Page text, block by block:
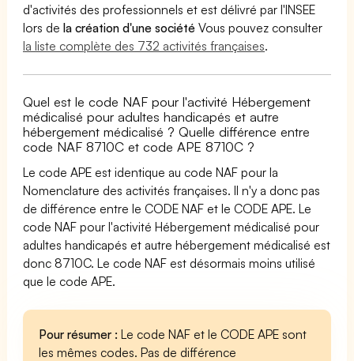
d'activités des professionnels et est délivré par l'INSEE
lors dela création d'une société Vous pouvez consulter
la liste complète des 732 activités françaises.
Quel est le code NAF pour l'activité Hébergement
médicalisé pour adultes handicapés et autre
hébergement médicalisé ? Quelle différence entre
code NAF 8710C et code APE 8710C ?
Le code APE est identique au code NAF pour la
Nomenclature des activités françaises. Il n'y a donc pas
de différence entre le CODE NAF et le CODE APE. Le
code NAF pour l'activité Hébergement médicalisé pour
adultes handicapés et autre hébergement médicalisé est
donc 8710C. Le code NAF est désormais moins utilisé
que le code APE.
Pour résumer : Le code NAF et le CODE APE sont
les mêmes codes. Pas de différence